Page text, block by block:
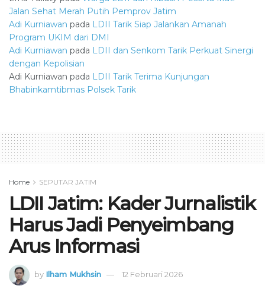
Jalan Sehat Merah Putih Pemprov Jatim
Adi Kurniawan pada LDII Tarik Siap Jalankan Amanah
Program UKIM dari DMI
Adi Kurniawan pada LDII dan Senkom Tarik Perkuat Sinergi
dengan Kepolisian
Adi Kurniawan pada LDII Tarik Terima Kunjungan
Bhabinkamtibmas Polsek Tarik
Home SEPUTAR JATIM
LDII Jatim: Kader Jurnalistik
Harus Jadi Penyeimbang
Arus Informasi
by Ilham Mukhsin 12 Februari 2026